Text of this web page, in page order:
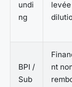
undi
ng
BPI /
Sub
nt